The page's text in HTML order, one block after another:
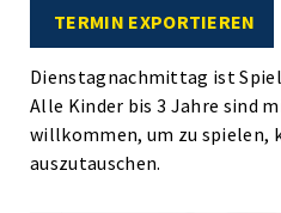
TERMIN EXPORTIEREN
Dienstagnachmittag ist
Alle Kinder bis 3 Jahre sind
willkommen, um zu spielen,
auszutauschen.